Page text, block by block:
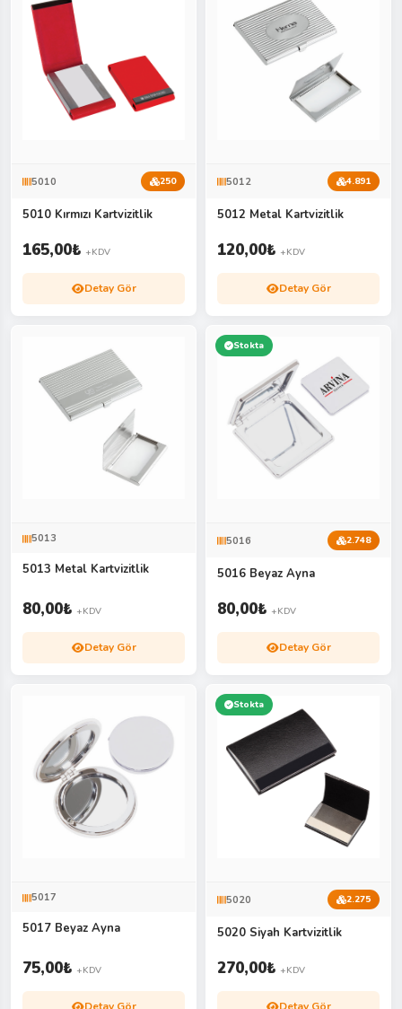
5010 250
5010 Kırmızı Kartvizitlik
165,00₺ +KDV
Detay Gör
5012 4.891
5012 Metal Kartvizitlik
120,00₺ +KDV
Detay Gör
5013
5013 Metal Kartvizitlik
80,00₺ +KDV
Detay Gör
Stokta
5016 2.748
5016 Beyaz Ayna
80,00₺ +KDV
Detay Gör
5017
5017 Beyaz Ayna
75,00₺ +KDV
Stokta
5020 2.275
5020 Siyah Kartvizitlik
270,00₺ +KDV